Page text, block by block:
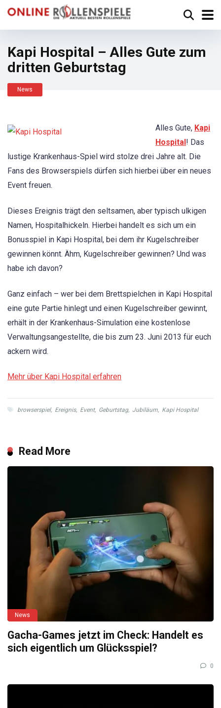
Kapi Hospital – Alles Gute zum
dritten Geburtstag
News
Alles Gute, Kapi
Hospital! Das
lustige Krankenhaus-Spiel wird stolze drei Jahre alt. Die
Fans des Browserspiels dürfen sich hierbei über ein neues
Event freuen.
Dieses Ereignis trägt den seltsamen, aber typisch ulkigen
Namen, Hospitalhickeln. Hierbei handelt es sich um ein
Bonusspiel in Kapi Hospital, bei dem ihr Kugelschreiber
gewinnen könnt. Ähm, Kugelschreiber gewinnen? Und was
habe ich davon?
Ganz einfach – wer bei dem Brettspielchen in Kapi Hospital
eine gute Partie hinlegt und einen Kugelschreiber gewinnt,
erhält in der Krankenhaus-Simulation eine kostenlose
Verwaltungsangestellte, die bis zum 23. Juni 2013 für euch
ackern wird.
Mehr über Kapi Hospital erfahren
browserspiel, Ereignis, Event, Geburtstag, Jubiläum, Kapi Hospital
Read More
News
Gacha-Games jetzt im Check: Handelt es
sich eigentlich um Glücksspiel?
0